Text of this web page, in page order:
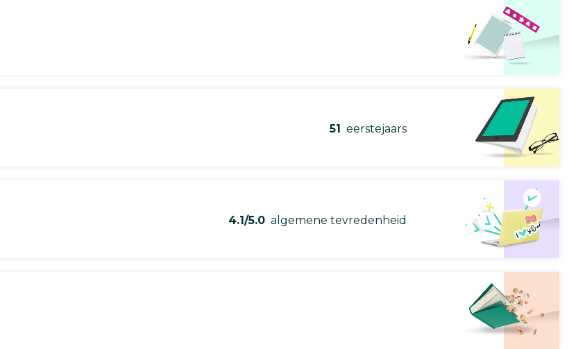
51 eerstejaars
4.1/5.0 algemene tevredenheid